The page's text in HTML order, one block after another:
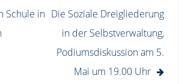
Schule in Die Soziale Dreigliederung
in der Selbstverwaltung,
Podiumsdiskussion am 5.
Mai um 19.00 Uhr